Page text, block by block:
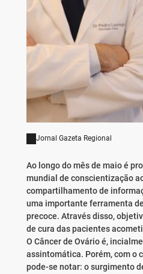
Jornal Gazeta Regional
Ao longo do mês de maio é
mundial de conscientização
compartilhamento de
uma importante ferramenta
precoce. Através disso,
de cura das pacientes
O Câncer de Ovário é,
assintomática. Porém, com o
pode-se notar: o surgimento